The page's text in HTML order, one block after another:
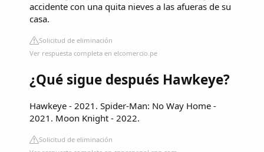
accidente con una quita nieves a las afueras de su
casa.
Solicitud de eliminación
Ver respuesta completa en elcomercio.pe
¿Qué sigue después Hawkeye?
Hawkeye - 2021. Spider-Man: No Way Home -
2021. Moon Knight - 2022.
Solicitud de eliminación